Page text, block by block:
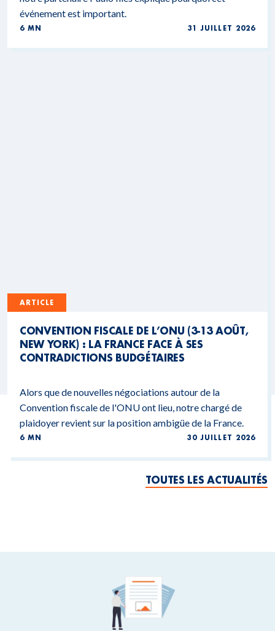
événement est important.
6 MN 31 JUILLET 2026
ARTICLE
CONVENTION FISCALE DE L’ONU (3-13 AOÛT,
NEW YORK) : LA FRANCE FACE À SES
CONTRADICTIONS BUDGÉTAIRES
Alors que de nouvelles négociations autour de la
Convention fiscale de l'ONU ont lieu, notre chargé de
plaidoyer revient sur la position ambigüe de la France.
6 MN 30 JUILLET 2026
TOUTES LES ACTUALITÉS